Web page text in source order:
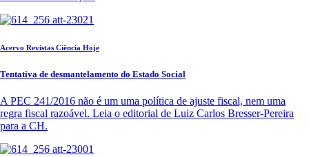
Acervo Revistas Ciência Hoje
Tentativa de desmantelamento do Estado Social
A PEC 241/2016 não é um uma política de ajuste fiscal, nem uma
regra fiscal razoável. Leia o editorial de Luiz Carlos Bresser-Pereira
para a CH.